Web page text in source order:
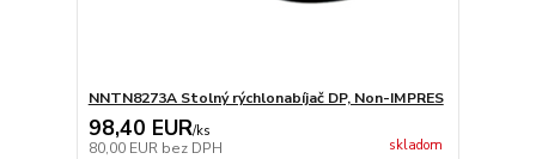
NNTN8273A Stolný rýchlonabíjač DP, Non-IMPRES
98,40 EUR/ks
80,00 EUR bez DPH skladom